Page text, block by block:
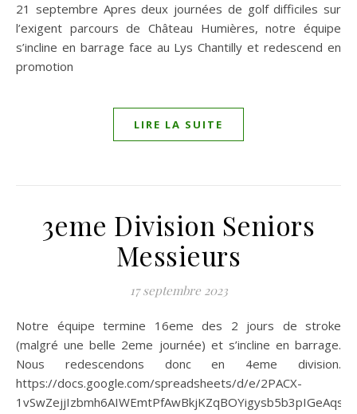
21 septembre Apres deux journées de golf difficiles sur
l’exigent parcours de Château Humières, notre équipe
s’incline en barrage face au Lys Chantilly et redescend en
promotion
LIRE LA SUITE
3eme Division Seniors
Messieurs
17 septembre 2023
Notre équipe termine 16eme des 2 jours de stroke
(malgré une belle 2eme journée) et s’incline en barrage.
Nous redescendons donc en 4eme division.
https://docs.google.com/spreadsheets/d/e/2PACX-